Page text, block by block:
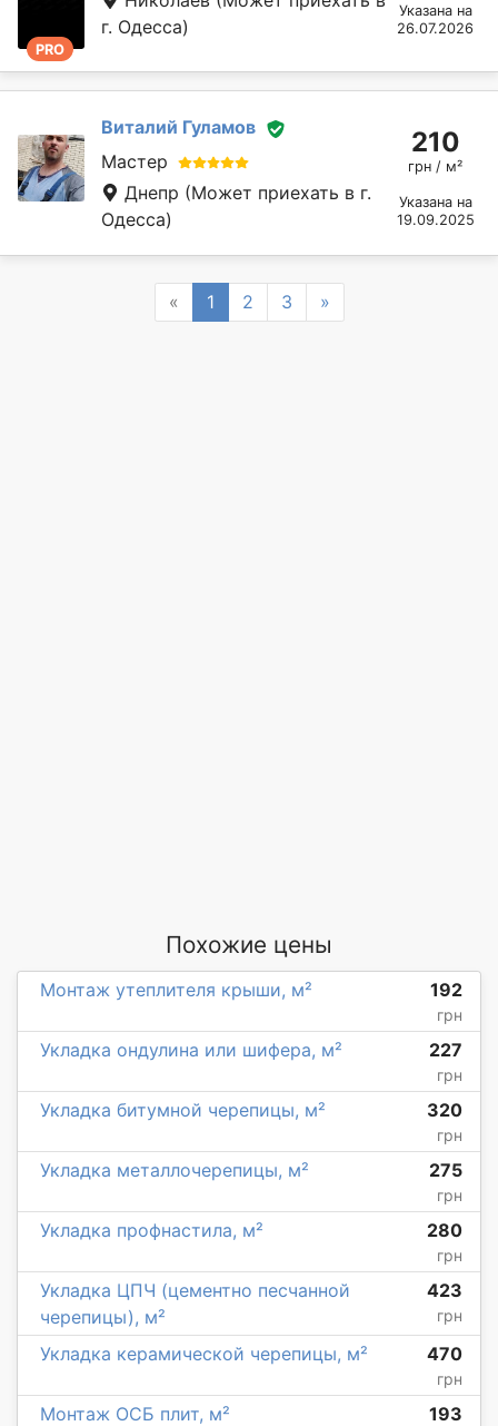
PRO
г. Одесса)
Указана на
26.07.2026
Виталий Гуламов
Мастер
Днепр (Может приехать в г.
Одесса)
210
грн / м²
Указана на
19.09.2025
« Previous
1 2 3 »Next
Похожие цены
Монтаж утеплителя крыши, м² 192
грн
Укладка ондулина или шифера, м² 227
грн
Укладка битумной черепицы, м² 320
грн
Укладка металлочерепицы, м² 275
грн
Укладка профнастила, м² 280
грн
Укладка ЦПЧ (цементно песчанной
черепицы), м²
423
грн
Укладка керамической черепицы, м² 470
грн
Монтаж ОСБ плит, м² 193